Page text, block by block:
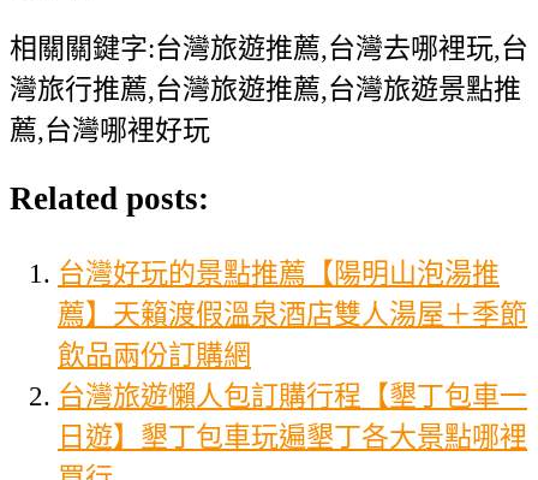
相關關鍵字:台灣旅遊推薦,台灣去哪裡玩,台
灣旅行推薦,台灣旅遊推薦,台灣旅遊景點推
薦,台灣哪裡好玩
Related posts:
台灣好玩的景點推薦【陽明山泡湯推
薦】天籟渡假溫泉酒店雙人湯屋＋季節
飲品兩份訂購網
台灣旅遊懶人包訂購行程【墾丁包車一
日遊】墾丁包車玩遍墾丁各大景點哪裡